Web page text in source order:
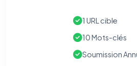
1 URL cible
10 Mots-clés
Soumission